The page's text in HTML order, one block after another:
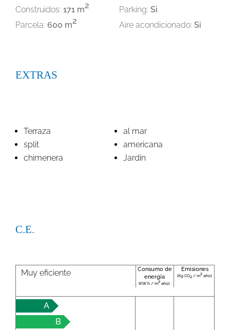
Construidos: 171 m2
Parcela: 600 m2
Parking: Si
Aire acondicionado: Si
EXTRAS
Terraza
split
chimenera
al mar
americana
Jardín
C.E.
Muy eficiente
Consumo de
energía
(KW h / m2 año):
Emisiones
(Kg CO2/ m2año):
A
B